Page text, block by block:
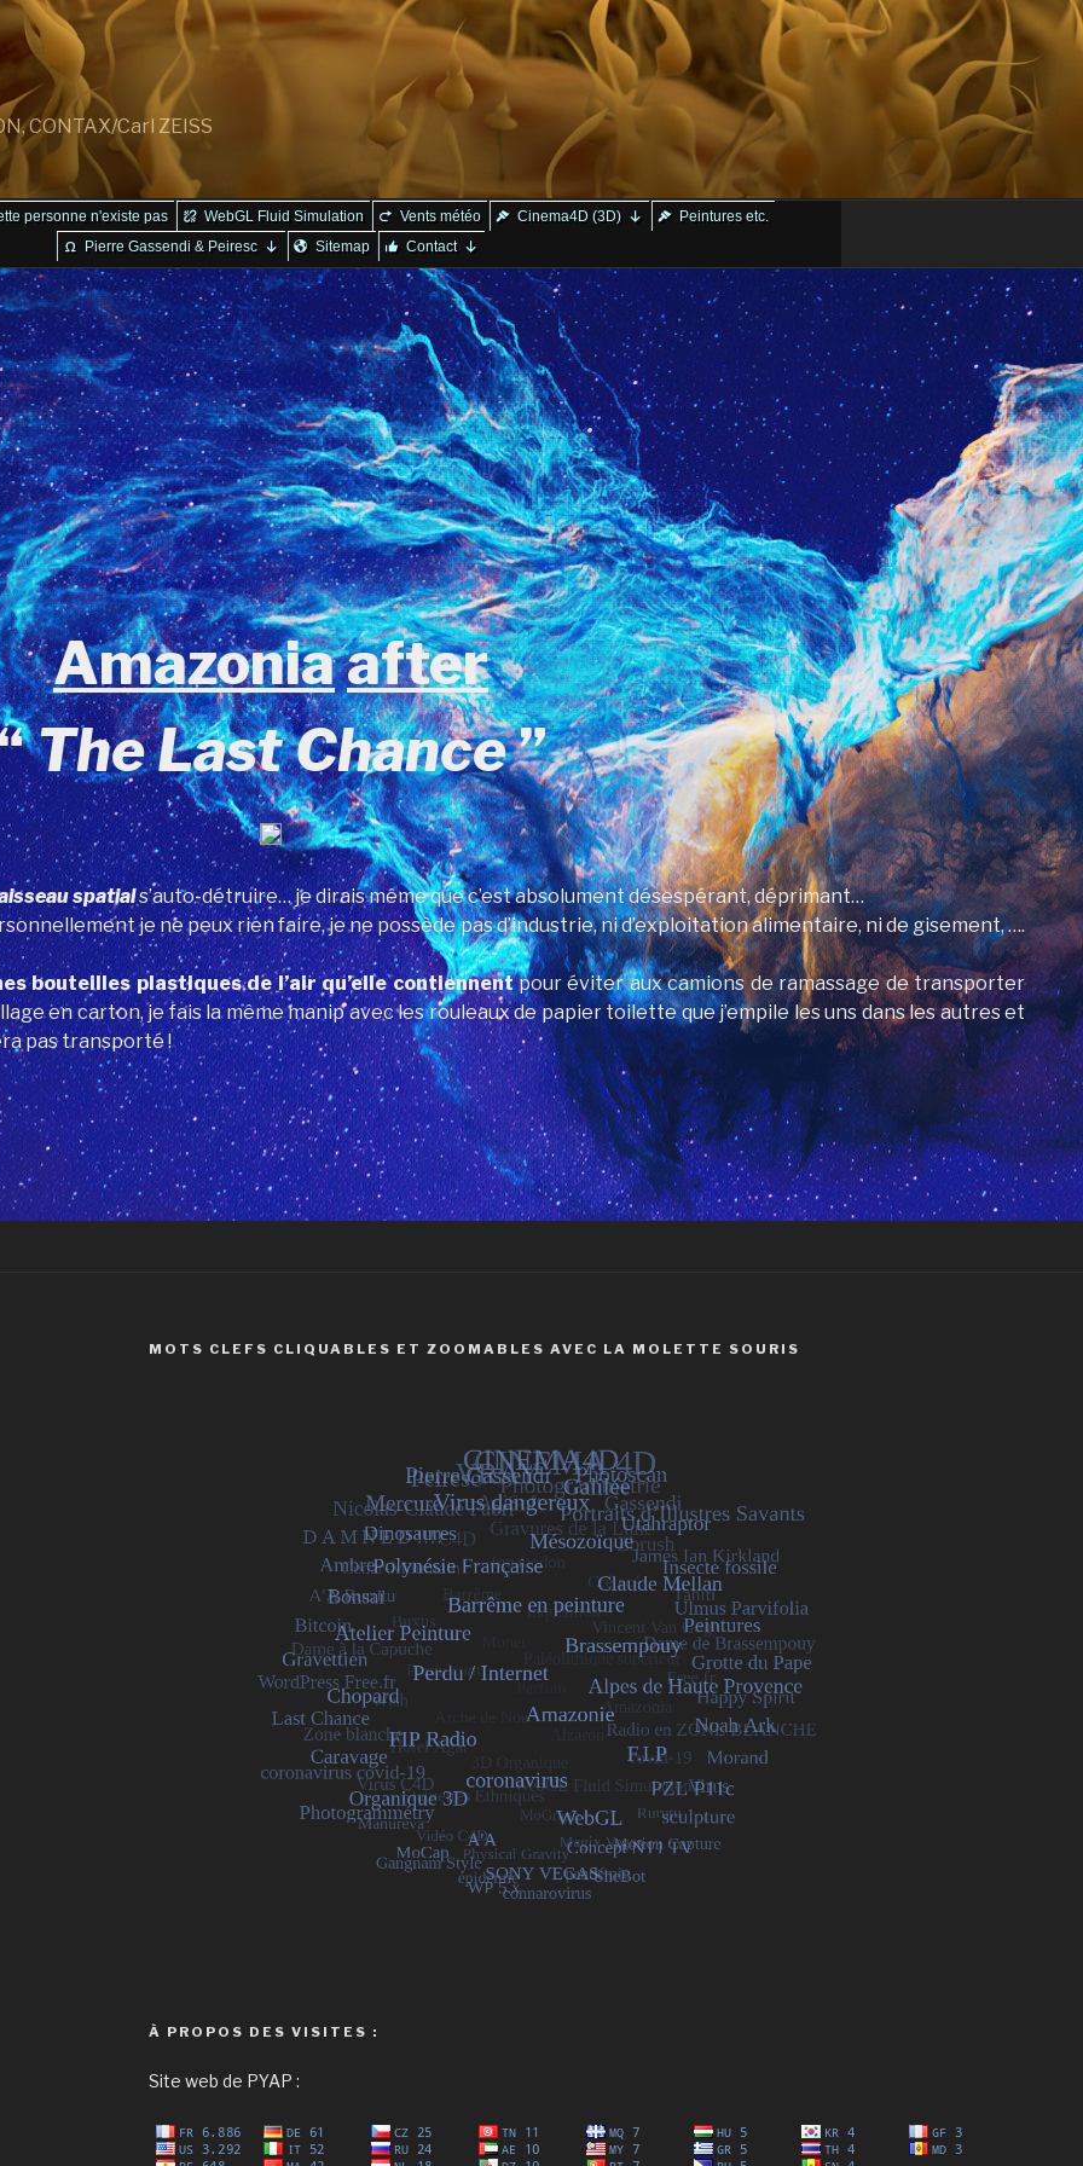
CONTAX/Carl ZEISS
personne n'existe pas WebGL Fluid Simulation Vents météo Cinema4D (3D)
Peintures etc.
Pierre Gassendi & Peiresc
Sitemap Contact
Amazoniaafter
The Last Chance”
spatials’auto-détruire… je dirais même que c’est absolument désespérant, déprimant…
je ne peux rien faire, je ne possède pas d’industrie, ni d’exploitation alimentaire, ni de gisement, ….
bouteilles plastiques de l’air qu’elle contiennentpour éviter aux camions de ramassage de transporter
en carton, je fais la même manip avec les rouleaux de papier toilette que j’empile les uns dans les autres et
pas transporté !
MOTS CLEFS CLIQUABLES ET ZOOMABLES AVEC LA MOLETTE SOURIS
À PROPOS DES VISITES :
Site web de PYAP :